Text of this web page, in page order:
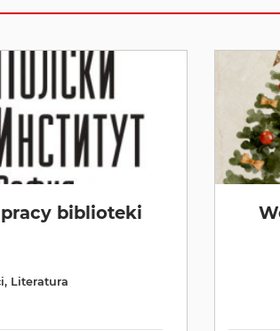
biblioteki
, Literatura